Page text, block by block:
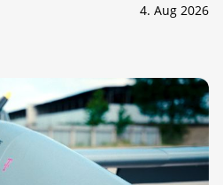
4. Aug 2026